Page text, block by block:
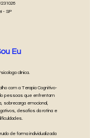
- SP
Eu
clínica.
com a Terapia Cognitivo-
pessoas que enfrentam
sobrecarga emocional,
desafios da rotina e
de forma individualizada